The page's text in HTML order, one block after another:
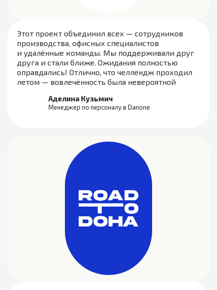
Этот проект объединил всех — сотрудников
производства, офисных специалистов
и удалённые команды. Мы поддерживали друг
друга и стали ближе. Ожидания полностью
оправдались! Отлично, что челлендж проходил
летом — вовлечённость была невероятной
Аделина Кузьмич
Менеджер по персоналу в Danone